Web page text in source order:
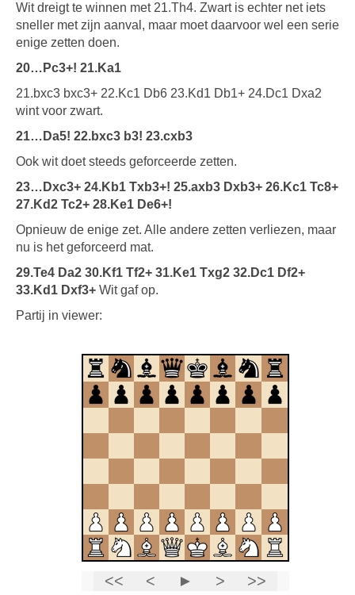
Wit dreigt te winnen met 21.Th4. Zwart is echter net iets
sneller met zijn aanval, maar moet daarvoor wel een serie
enige zetten doen.
20…Pc3+! 21.Ka1
21.bxc3 bxc3+ 22.Kc1 Db6 23.Kd1 Db1+ 24.Dc1 Dxa2
wint voor zwart.
21…Da5! 22.bxc3 b3! 23.cxb3
Ook wit doet steeds geforceerde zetten.
23…Dxc3+ 24.Kb1 Txb3+! 25.axb3 Dxb3+ 26.Kc1 Tc8+
27.Kd2 Tc2+ 28.Ke1 De6+!
Opnieuw de enige zet. Alle andere zetten verliezen, maar
nu is het geforceerd mat.
29.Te4 Da2 30.Kf1 Tf2+ 31.Ke1 Txg2 32.Dc1 Df2+
33.Kd1 Dxf3+ Wit gaf op.
Partij in viewer: